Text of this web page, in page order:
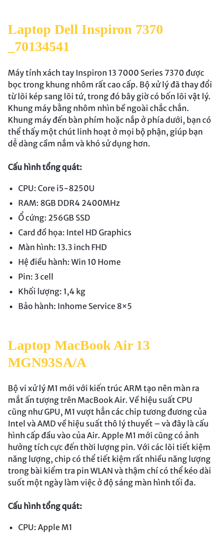
Laptop Dell Inspiron 7370
_70134541
Máy tính xách tay Inspiron 13 7000 Series 7370 được
bọc trong khung nhôm rất cao cấp. Bộ xử lý đã thay đổi
từ lõi kép sang lõi tứ, trong đó bây giờ có bốn lõi vật lý.
Khung máy bằng nhôm nhìn bề ngoài chắc chắn.
Khung máy đến bàn phím hoặc nắp ở phía dưới, bạn có
thể thấy một chút linh hoạt ở mọi bộ phận, giúp bạn
dễ dàng cầm nắm và khó sử dụng hơn.
Cấu hình tổng quát:
CPU: Core i5-8250U
RAM: 8GB DDR4 2400MHz
Ổ cứng: 256GB SSD
Card đồ họa: Intel HD Graphics
Màn hình: 13.3 inch FHD
Hệ điều hành: Win 10 Home
Pin: 3 cell
Khối lượng: 1,4 kg
Bảo hành: Inhome Service 8×5
Laptop MacBook Air 13
MGN93SA/A
Bộ vi xử lý M1 mới với kiến trúc ARM tạo nên màn ra
mắt ấn tượng trên MacBook Air. Về hiệu suất CPU
cũng như GPU, M1 vượt hẳn các chip tương đương của
Intel và AMD về hiệu suất thô lý thuyết – và đây là cấu
hình cấp đầu vào của Air. Apple M1 mới cũng có ảnh
hưởng tích cực đến thời lượng pin. Với các lõi tiết kiệm
năng lượng, chip có thể tiết kiệm rất nhiều năng lượng
trong bài kiểm tra pin WLAN và thậm chí có thể kéo dài
suốt một ngày làm việc ở độ sáng màn hình tối đa.
Cấu hình tổng quát:
CPU: Apple M1